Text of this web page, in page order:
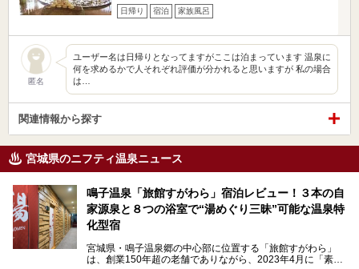
日帰り 宿泊 家族風呂
匿名
ユーザー名は日帰りとなってますがここは泊まっています 温泉に
何を求めるかで人それぞれ評価が分かれると思いますが 私の場合
は…
関連情報から探す
宮城県のニフティ温泉ニュース
鳴子温泉「旅館すがわら」宿泊レビュー！３本の自
家源泉と８つの浴室で“湯めぐり三昧”可能な温泉特
化型宿
宮城県・鳴子温泉郷の中心部に位置する「旅館すがわら」
は、創業150年超の老舗でありながら、2023年4月に「素泊